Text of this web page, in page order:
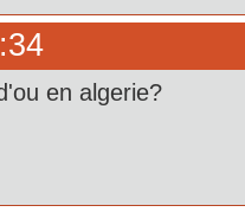
en algerie?